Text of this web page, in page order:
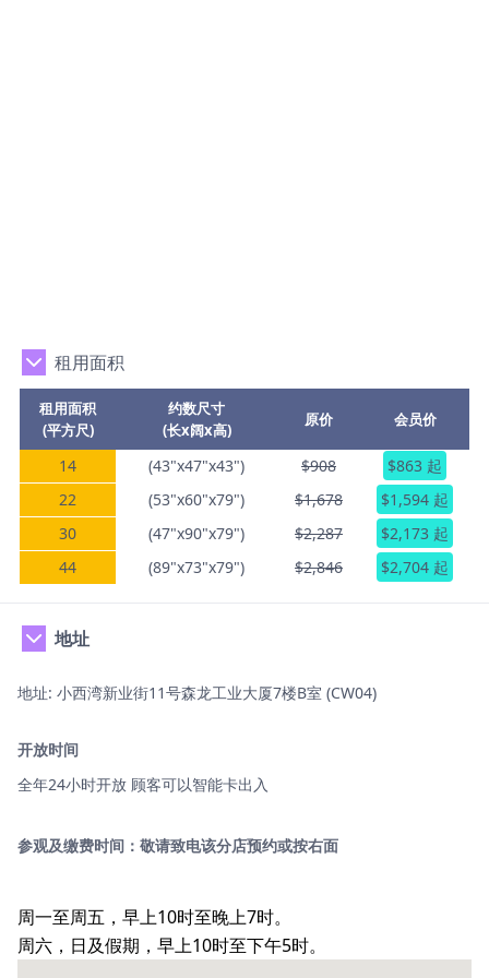
租用面积
租用面积
(平方尺)
约数尺寸
(长x阔x高)
原价 会员价
14 (43"x47"x43") $908
$863 起
22
(53"x60"x79") $1,678
$1,594 起
30
(47"x90"x79") $2,287
$2,173 起
44
(89"x73"x79") $2,846 $2,704 起
地址
地址: 小西湾新业街11号森龙工业大厦7楼B室 (CW04)
开放时间
全年24小时开放 顾客可以智能卡出入
参观及缴费时间：敬请致电该分店预约或按右面
周一至周五，早上10时至晚上7时。
周六，日及假期，早上10时至下午5时。